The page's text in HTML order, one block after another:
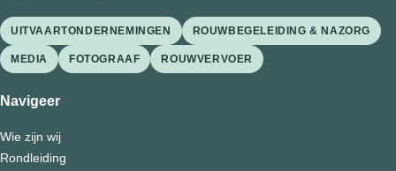
UITVAARTONDERNEMINGEN ROUWBEGELEIDING & NAZORG
MEDIA FOTOGRAAF ROUWVERVOER
Navigeer
Wie zijn wij
Rondleiding